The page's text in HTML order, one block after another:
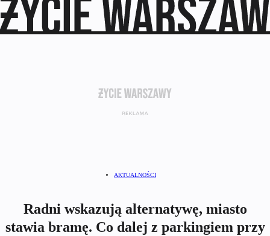
AKTUALNOŚCI
Radni wskazują alternatywę, miasto
stawia bramę. Co dalej z parkingiem przy